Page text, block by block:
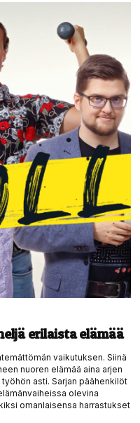
erilaista elämää
vaikutuksen. Siinä
nuoren elämää aina arjen
asti. Sarjan päähenkilöt
olevina
omanlaisensa harrastukset